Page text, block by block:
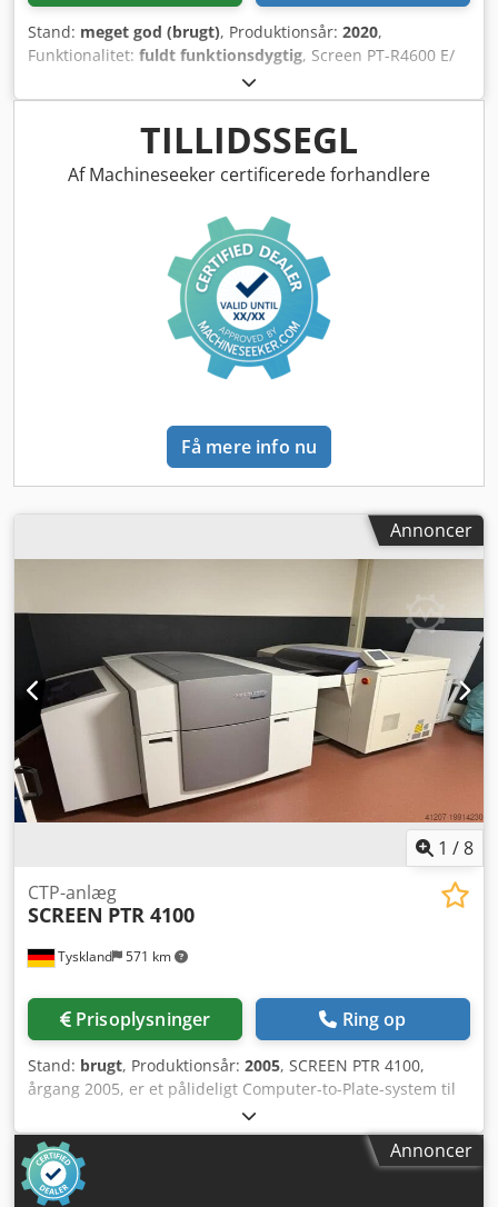
Stand: meget god (brugt), Produktionsår: 2020,
Funktionalitet: fuldt funktionsdygtig, Screen PT-R4600 E/
Avalon N4-30 E S/N 462xxx, 16 fiberforbundne dioder,
Pladetælling: 10.792 Eksponeringstid: 1,045 timer Screen
Blackbox Network Interface EP-B101 Djdpfxexlf Rve Ak Uock
RIP efter forespørgsel. Alle tilbud tages med forbehold for
mellemsalg.
TILLIDSSEGL
Af Machineseeker certificerede forhandlere
Få mere info nu
Annoncer
1 /8
Tyskland 571 km
CTP-anlæg
SCREEN PTR 4100
Prisoplysninger Ring op
Stand: brugt, Produktionsår: 2005, SCREEN PTR 4100,
årgang 2005, er et pålideligt Computer-to-Plate-system til
kvalitetspræget pladeeksponering. Med en maksimal
pladestørrelse på 830 x 660 mm leverer den ensartede og
præcise resultater til professionelle offsettrykkerier.
Enheden er udstyret med en Heidelberg Autoloader for
Annoncer